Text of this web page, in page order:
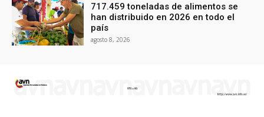
717.459 toneladas de alimentos se
han distribuido en 2026 en todo el
país
agosto 8, 2026